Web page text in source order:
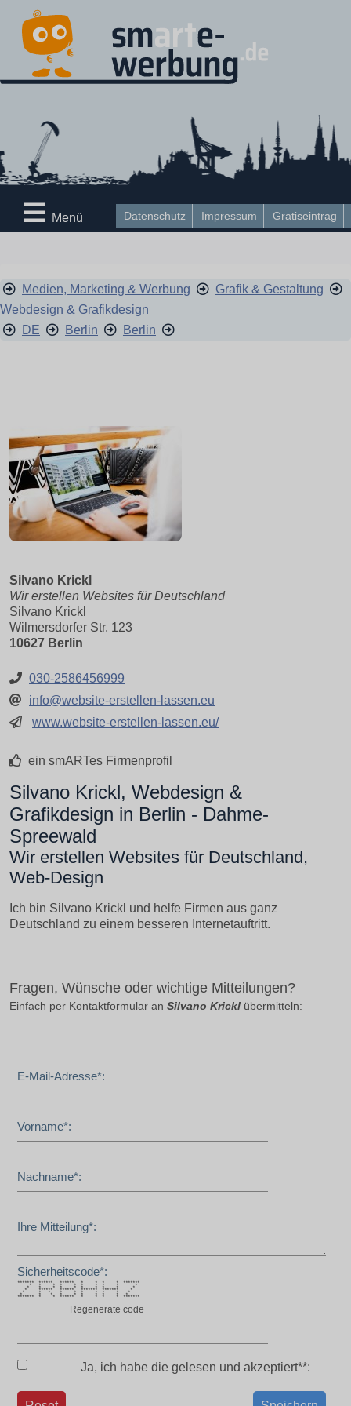
Datenschutz Impressum Gratiseintrag
Menü
Medien, Marketing & Werbung
Grafik & Gestaltung
Webdesign & Grafikdesign
DE
Berlin Berlin
Silvano Krickl
Wir erstellen Websites für Deutschland
Silvano Krickl
Wilmersdorfer Str. 123
10627 Berlin
030-2586456999
info@website-erstellen-lassen.eu
www.website-erstellen-lassen.eu/
ein smARTes Firmenprofil
Silvano Krickl, Webdesign &
Grafikdesign in Berlin - Dahme-
Spreewald
Wir erstellen Websites für Deutschland,
Web-Design
Ich bin Silvano Krickl und helfe Firmen aus ganz
Deutschland zu einem besseren Internetauftritt.
Fragen, Wünsche oder wichtige Mitteilungen?
Einfach per Kontaktformular an Silvano Krickl übermitteln:
E-Mail-Adresse*:
Vorname*:
Nachname*:
Ihre Mitteilung*:
Sicherheitscode*:
******* ****** ****** * * * * *******
* * * * * * * * * *
* * * * * * * * * *
* ****** ****** ******* ******* *
* * * * * * * * * *
* * * * * * * * * *
******* * * ****** * * * * *******
Regenerate code
Ja, ich habe die gelesen und akzeptiert**: